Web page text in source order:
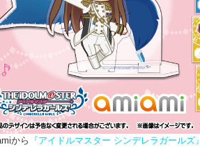
から 『アイドルマスター シンデレラガールズ』